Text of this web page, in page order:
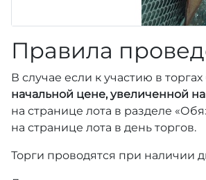
Правила
В случае если к участию в
начальной цене, увеличенной
на странице лота в разделе
на странице лота в день торгов.
Торги проводятся при наличии